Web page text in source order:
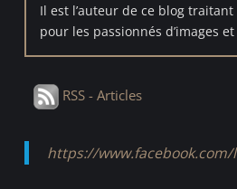
Il est l’auteur de ce blog
pour les passionnés d’images
RSS - Articles
https://